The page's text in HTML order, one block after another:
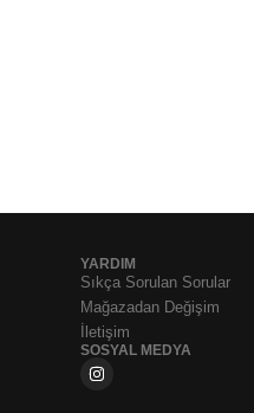
YARDIM
Sıkça Sorulan Sorular
Mağazadan Değişim
İletişim
SOSYAL MEDYA